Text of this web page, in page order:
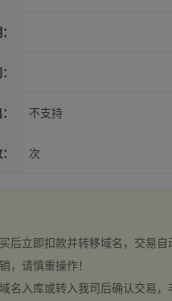
不支持
次
后立即扣款并转移域名，交易
，请慎重操作！
名入库或转入我司后确认交易